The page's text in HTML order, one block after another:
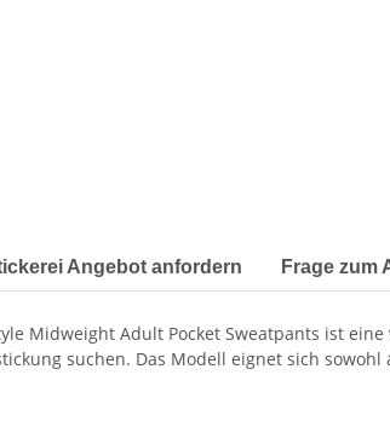
Angebot anfordern Frage zum
Midweight Adult Pocket Sweatpants ist
suchen. Das Modell eignet sich